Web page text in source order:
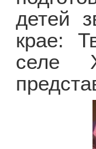
детей
крае:
селе